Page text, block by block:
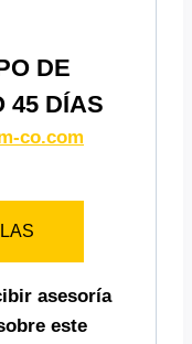
DE
45 DÍAS
co.com
asesoría
este